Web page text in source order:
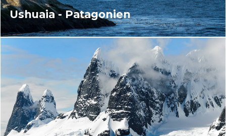
Ushuaia - Patagonien